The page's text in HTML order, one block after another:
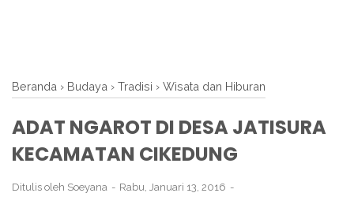
Beranda › Budaya › Tradisi › Wisata dan Hiburan
ADAT NGAROT DI DESA JATISURA
KECAMATAN CIKEDUNG
Ditulis oleh Soeyana Rabu, Januari 13, 2016